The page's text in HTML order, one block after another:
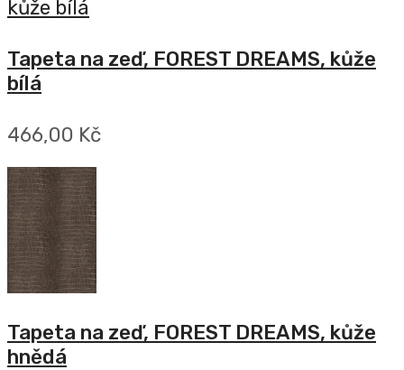
Tapeta na zeď, FOREST DREAMS, kůže
bílá
466,00 Kč
Tapeta na zeď, FOREST DREAMS, kůže
hnědá